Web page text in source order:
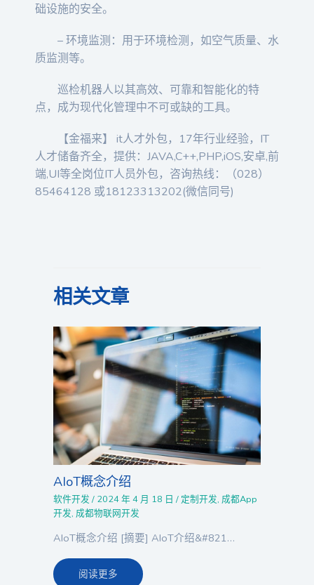
础设施的安全。
– 环境监测：用于环境检测，如空气质量、水
质监测等。
巡检机器人以其高效、可靠和智能化的特
点，成为现代化管理中不可或缺的工具。
【金福来】 it人才外包，17年行业经验，IT
人才储备齐全，提供：JAVA,C++,PHP,iOS,安卓,前
端,UI等全岗位IT人员外包，咨询热线：（028）
85464128 或18123313202(微信同号)
相关文章
AIoT概念介绍
软件开发 / 2024 年 4 月 18 日/ 定制开发,成都App
开发,成都物联网开发
AIoT概念介绍 [摘要] AIoT介绍&#821…
阅读更多